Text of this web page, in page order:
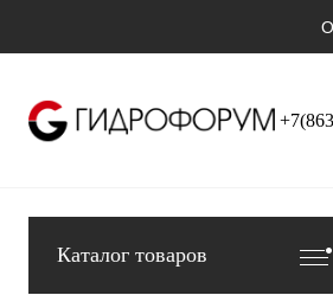
Каталог товаров